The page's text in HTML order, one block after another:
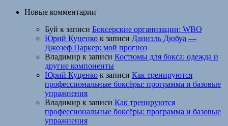
Новые комментарии
Буй к записи Боксерские организации: WBO
Юрий Куценко к записи Даниэль Дюбуа —
Джозеф Паркер: мой прогноз
Владимир к записи Костюмы для бокса: одежда и
другие компоненты
Юрий Куценко к записи Как тренируются
профессиональные боксёры: программа и базовые
упражнения
Владимир к записи Как тренируются
профессиональные боксёры: программа и базовые
упражнения